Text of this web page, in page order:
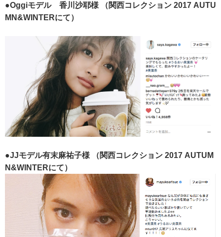
●Oggiモデル 香川沙耶様
（関西コレクション 2017 AUTU
MN&WINTERにて）
●JJモデル有末麻祐子様
（関西コレクション 2017 AUTUM
N&WINTERにて）